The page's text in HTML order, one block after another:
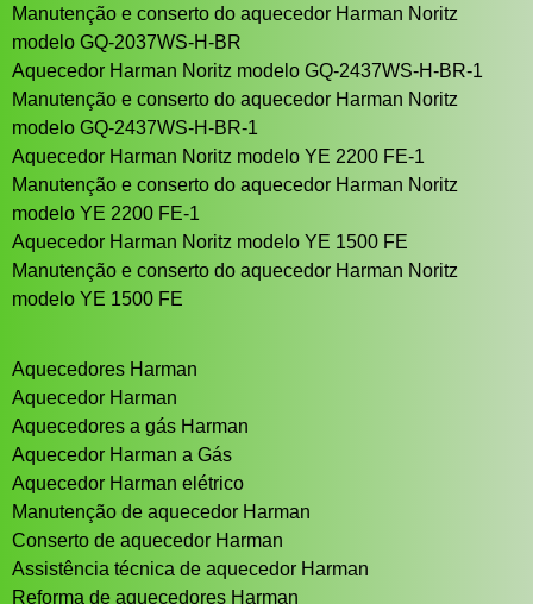
Manutenção e conserto do aquecedor Harman Noritz
modelo GQ-2037WS-H-BR
Aquecedor Harman Noritz modelo GQ-2437WS-H-BR-1
Manutenção e conserto do aquecedor Harman Noritz
modelo GQ-2437WS-H-BR-1
Aquecedor Harman Noritz modelo YE 2200 FE-1
Manutenção e conserto do aquecedor Harman Noritz
modelo YE 2200 FE-1
Aquecedor Harman Noritz modelo YE 1500 FE
Manutenção e conserto do aquecedor Harman Noritz
modelo YE 1500 FE
Aquecedores Harman
Aquecedor Harman
Aquecedores a gás Harman
Aquecedor Harman a Gás
Aquecedor Harman elétrico
Manutenção de aquecedor Harman
Conserto de aquecedor Harman
Assistência técnica de aquecedor Harman
Reforma de aquecedores Harman